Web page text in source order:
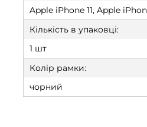
Apple iPhone 11, Apple
Кількість в упаковці:
1 шт
Колір рамки:
чорний